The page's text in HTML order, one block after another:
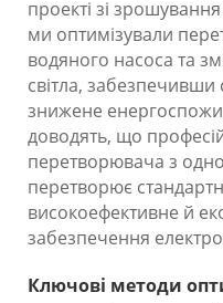
проекті зі
ми оптимізували
водяного насоса та
світла, забезпечивши
знижене
доводять, що
перетворювача з
перетворює
високоефективне й
забезпечення
Ключові методи